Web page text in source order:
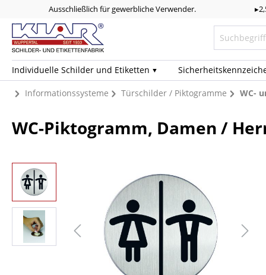
Ausschließlich für gewerbliche Verwender.
Individuelle Schilder und Etiketten
Informationssysteme Türschilder / Piktogramme WC-
WC-Piktogramm, Damen /